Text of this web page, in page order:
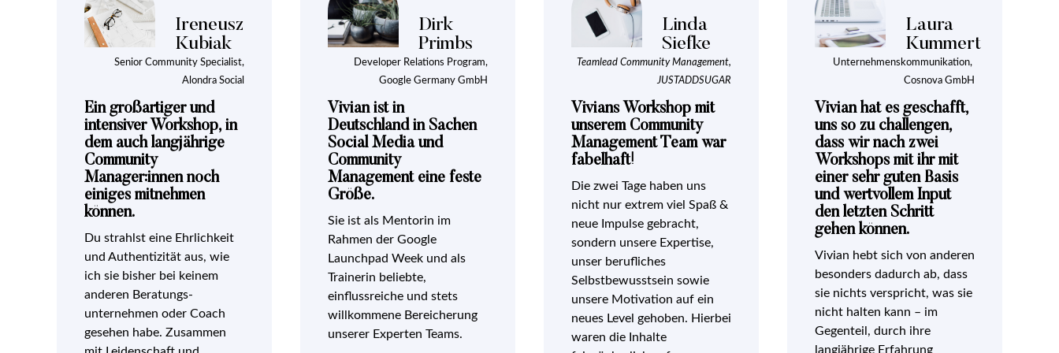
Ireneusz
Kubiak
Senior Community Specialist,
Alondra Social
Ein großartiger und
intensiver Workshop, in
dem auch langjährige
Community
Manager:innen noch
einiges mitnehmen
können.
Du strahlst eine Ehrlichkeit
und Authentizität aus, wie
ich sie bisher bei keinem
anderen Beratungs-
unternehmen oder Coach
gesehen habe. Zusammen
Dirk
Primbs
Developer Relations Program,
Google Germany GmbH
Vivian ist in
Deutschland in Sachen
Social Media und
Community
Management eine feste
Größe.
Sie ist als Mentorin im
Rahmen der Google
Launchpad Week und als
Trainerin beliebte,
einflussreiche und stets
willkommene Bereicherung
unserer Experten Teams.
Linda
Siefke
Teamlead Community Management,
JUSTADDSUGAR
Vivians Workshop mit
unserem Community
Management Team war
fabelhaft!
Die zwei Tage haben uns
nicht nur extrem viel Spaß &
neue Impulse gebracht,
sondern unsere Expertise,
unser berufliches
Selbstbewusstsein sowie
unsere Motivation auf ein
neues Level gehoben. Hierbei
waren die Inhalte
Laura
Kummert
Unternehmenskommunikation,
Cosnova GmbH
Vivian hat es geschafft,
uns so zu challengen,
dass wir nach zwei
Workshops mit ihr mit
einer sehr guten Basis
und wertvollem Input
den letzten Schritt
gehen können.
Vivian hebt sich von anderen
besonders dadurch ab, dass
sie nichts verspricht, was sie
nicht halten kann – im
Gegenteil, durch ihre
langjährige Erfahrung